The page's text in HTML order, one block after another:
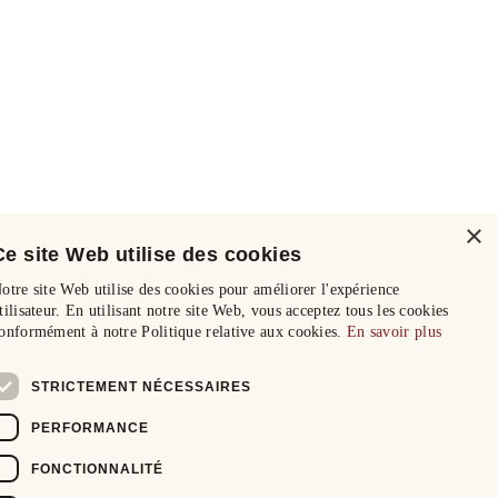
×
site Web utilise des cookies
site Web utilise des cookies pour améliorer l'expérience
En utilisant notre site Web, vous acceptez tous les cookies
à notre Politique relative aux cookies. En savoir plus
STRICTEMENT NÉCESSAIRES
PERFORMANCE
FONCTIONNALITÉ